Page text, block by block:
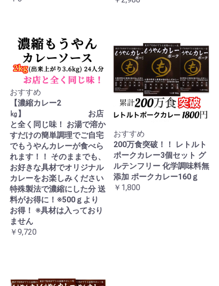
おすすめ
【濃縮カレー2
㎏】 お店
と全く同じ味！ お湯で溶か
すだけの簡単調理でご自宅
でもうやんカレーが食べら
れます！！ そのままでも、
お好きな具材でオリジナル
カレーをお楽しみください
特殊製法で濃縮にした分 送
料がお得に！※500ｇより
お得！ ※具材は入っており
ません
￥9,720
おすすめ
200万食突破！！ レトルト
ポークカレー3個セット グ
ルテンフリー 化学調味料無
添加 ポークカレー160ｇ
￥1,800